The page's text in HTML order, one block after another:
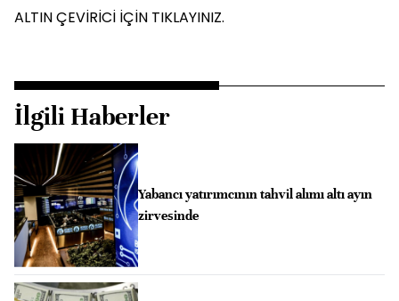
ALTIN ÇEVİRİCİ İÇİN TIKLAYINIZ.
İlgili Haberler
Yabancı yatırımcının tahvil alımı altı ayın
zirvesinde